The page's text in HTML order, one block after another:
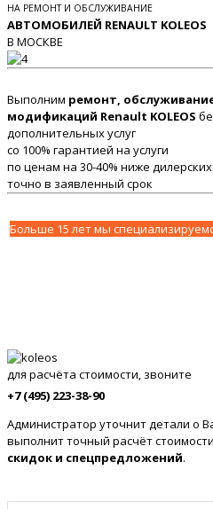
НА РЕМОНТ И ОБСЛУЖИВАНИЕ
АВТОМОБИЛЕЙ RENAULT KOLEOS
В МОСКВЕ
Выполним ремонт,
модификаций Renault KOLEOS
дополнительных услуг
со 100% гарантией на услуги
по ценам на 30-40% ниже дилерских
точно в заявленный срок
Больше 15 лет мы
для расчёта стоимости, звоните
+7 (495) 223-38-90
Администратор уточнит детали о
выполнит точный расчёт
скидок и спецпредложений.